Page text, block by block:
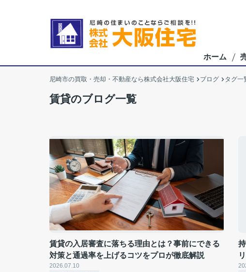
ホーム
尼崎市の買取・売却・不動産なら株式会社大阪住宅 ブログ タグ一
賃貸のブログ一覧
賃貸の入居審査に落ちる理由とは？事前にできる
対策と通過率を上げるコツをプロが徹底解説
2026.07.10